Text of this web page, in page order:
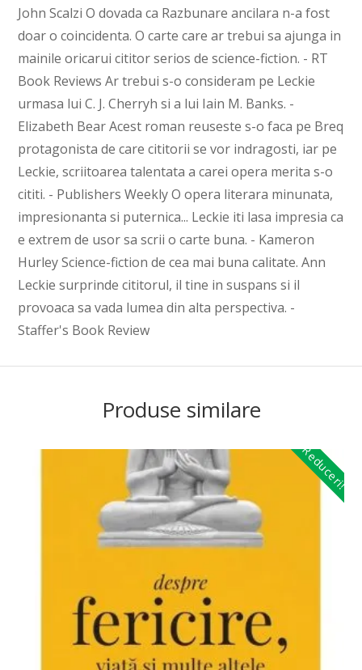
John Scalzi O dovada ca Razbunare ancilara n-a fost
doar o coincidenta. O carte care ar trebui sa ajunga in
mainile oricarui cititor serios de science-fiction. - RT
Book Reviews Ar trebui s-o consideram pe Leckie
urmasa lui C. J. Cherryh si a lui Iain M. Banks. -
Elizabeth Bear Acest roman reuseste s-o faca pe Breq
protagonista de care cititorii se vor indragosti, iar pe
Leckie, scriitoarea talentata a carei opera merita s-o
cititi. - Publishers Weekly O opera literara minunata,
impresionanta si puternica... Leckie iti lasa impresia ca
e extrem de usor sa scrii o carte buna. - Kameron
Hurley Science-fiction de cea mai buna calitate. Ann
Leckie surprinde cititorul, il tine in suspans si il
provoaca sa vada lumea din alta perspectiva. -
Staffer's Book Review
Produse similare
Reduceri!